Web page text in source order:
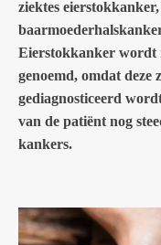
ziektes
Eierstokkanker wordt
genoemd, omdat deze
gediagnosticeerd
van de patiënt nog
kankers.